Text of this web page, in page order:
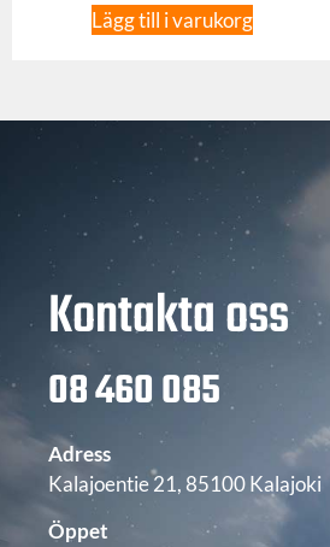
Lägg till i varukorg
Kontakta oss
08 460 085
Adress
Kalajoentie 21, 85100 Kalajoki
Öppet